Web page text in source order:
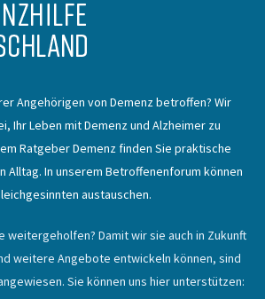
Angehörigen von Demenz betroffen? Wir
Ihr Leben mit Demenz und Alzheimer zu
Ratgeber Demenz finden Sie praktische
Alltag. In unserem Betroffenenforum können
austauschen.
weitergeholfen? Damit wir sie auch in Zukunft
weitere Angebote entwickeln können, sind
Sie können uns hier unterstützen: